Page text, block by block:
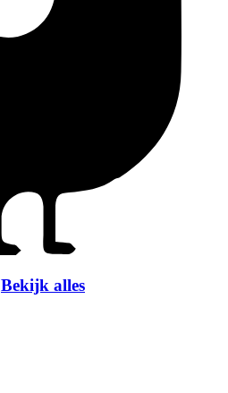
Bekijk alles